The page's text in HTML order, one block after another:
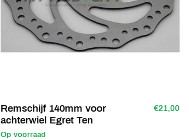
Remschijf 140mm voor
achterwiel Egret Ten
€21,00
Op voorraad